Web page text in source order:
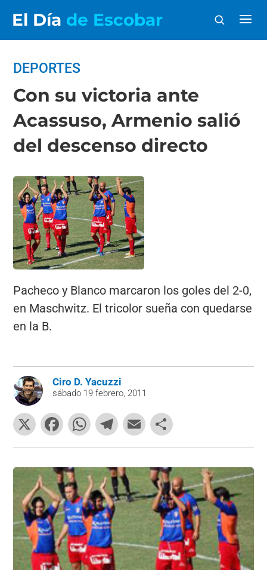
El Día de Escobar
DEPORTES
Con su victoria ante
Acassuso, Armenio salió
del descenso directo
Pacheco y Blanco marcaron los goles del 2-0,
en Maschwitz. El tricolor sueña con quedarse
en la B.
Ciro D. Yacuzzi
sábado 19 febrero, 2011
X
F
a
c
e
b
o
o
k
W
h
at
s
A
p
p
T
el
e
gr
a
m
E
m
ai
l
o
m
p
ar
tir